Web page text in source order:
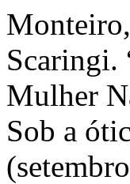
Scaringi.
Mulher
Sob a